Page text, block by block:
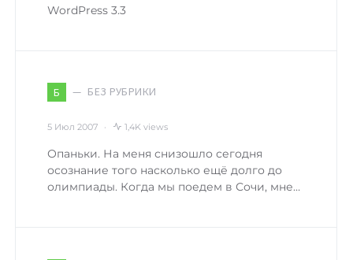
WordPress 3.3
Б БЕЗ РУБРИКИ
5 Июл 2007 1,4K views
Опаньки. На меня снизошло сегодня
осознание того насколько ещё долго до
олимпиады. Когда мы поедем в Сочи, мне…